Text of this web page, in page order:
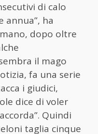
di calo
annua”, ha
dopo oltre
il mago
fa una serie
i giudici,
dice di voler
Quindi
taglia cinque